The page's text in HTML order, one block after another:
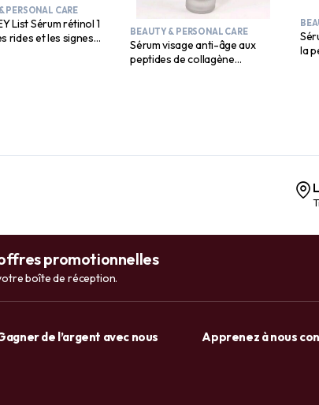
PERSONAL CARE
List Sérum rétinol 1
rides et les signes
BEAUTY & PERSONAL CARE
Sérum visage anti-âge aux
peptides de collagène
la
promotionnelles
boîte de réception.
de l’argent avec nous Apprenez à nous